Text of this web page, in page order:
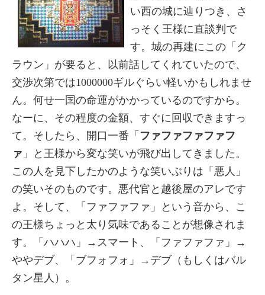
い西の城に辿りつき、さ
っそく王様に直談判で
す。城の再建にこの「ク
ラウン」が要ると、以前話してくれていたので、
交渉次第では1000000ギルぐらい軽いかもしれませ
ん。何せ一国の命運がかかっているのですから。
なーに、その程度の金額、すぐに回収できますっ
て。そしたら、開口一番「 ファファファファフ
ァ 」と王様から変な笑いが飛び出してきました。
この人を見下したかのような笑いぶりは「悪人」
の笑いそのものです。悪代官と越後屋のアレです
よ。そして、「ファファファ」という音から、こ
の王様ちょっと太り気味であることが想像されま
す。「ハハハ」→スマート、「ファファファ」→
ややデブ、「ブフォフォ」→デブ（もしくはバル
タン星人）。